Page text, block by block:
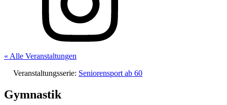
« Alle Veranstaltungen
Veranstaltungsserie: Seniorensport ab 60
Gymnastik